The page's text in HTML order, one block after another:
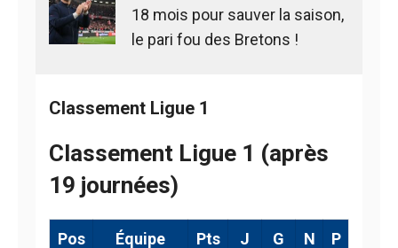
18 mois pour sauver la saison,
le pari fou des Bretons !
Classement Ligue 1
Classement Ligue 1 (après
19 journées)
Pos Équipe Pts J G N P